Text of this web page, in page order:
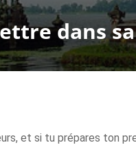
dans
et si tu prépares ton